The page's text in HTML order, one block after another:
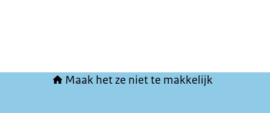
Maak het ze niet te makkelijk